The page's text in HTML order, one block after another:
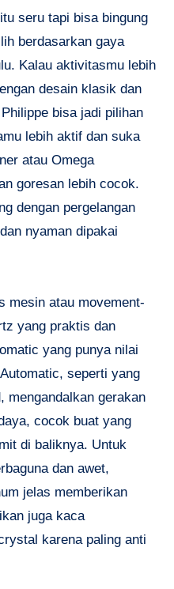
seru tapi bisa bingung
berdasarkan gaya
Kalau aktivitasmu lebih
desain klasik dan
bisa jadi pilihan
lebih aktif dan suka
atau Omega
goresan lebih cocok.
dengan pergelangan
nyaman dipakai
mesin atau movement-
yang praktis dan
yang punya nilai
seperti yang
mengandalkan gerakan
cocok buat yang
di baliknya. Untuk
dan awet,
jelas memberikan
juga kaca
karena paling anti